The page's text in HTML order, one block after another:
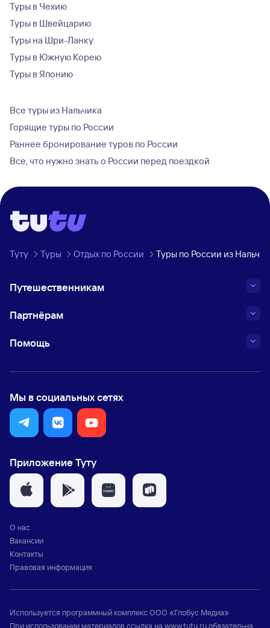
Туры в Чехию
Туры в Швейцарию
Туры на Шри-Ланку
Туры в Южную Корею
Туры в Японию
Все туры из Нальчика
Горящие туры по России
Раннее бронирование туров по России
Все, что нужно знать о России перед поездкой
Туту Туры Отдых по России Туры по России из
Путешественникам
Партнёрам
Помощь
Мы в социальных сетях
Приложение Туту
О нас
Вакансии
Контакты
Правовая информация
Используется программный комплексООО «Глобус Медиа»
При использовании материалов ссылка на www.tutu.ruобязательна